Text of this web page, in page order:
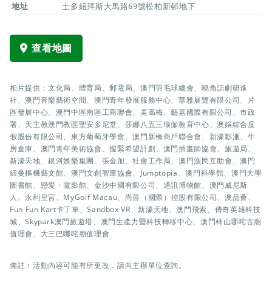
地址
士多紐拜斯大馬路69號松柏新邨地下
查看地圖
相片提供：文化局、體育局、郵電局、澳門羽毛球總會、曉角話劇研進
社、澳門音樂藝術空間、澳門青年發展服務中心、華雅展覽有限公司、片
區發展中心、澳門中區南區工商聯會、美高梅、藝嘉國際有限公司、市政
署、天主教澳門教區聖安多尼堂、莎娜八五三瑜伽教育中心、澳娛綜合度
假股份有限公司、東方葡萄牙學會、澳門新橋商戶聯合會、新濠影滙、牛
房倉庫、澳門青年美術協會、握緊希望計劃、澳門插畫師協會、旅遊局、
新濠天地、銀河娛樂集團、張金加、社會工作局、澳門漁民互助會、澳門
紐曼樞機藝文館、澳門文創智庫協會、Jumptopia、澳門科學館、澳門大學
圖書館、戀愛・電影館、金沙中國有限公司、通訊博物館、澳門威尼斯
人、永利皇宮、MyGolf Macau、尚晉（國際）控股有限公司、澳品薈、
Fun Fun Kart卡丁車、Sandbox VR、新濠天地、澳門飛索、傳奇英雄科技
城、Skypark澳門旅遊塔、澳門生產力暨科技轉移中心、澳門柿山哪咤古廟
值理會、大三巴哪咤廟值理會
備註：活動內容可能有所更改，請向主辦單位查詢。